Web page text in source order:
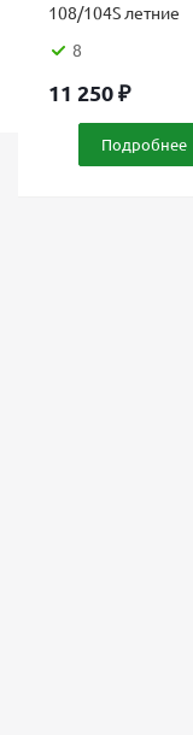
108/104S летние
8
11 250₽
Подробнее